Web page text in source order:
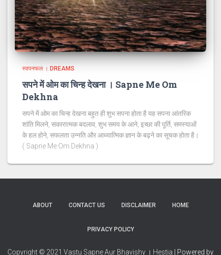
स्वपनफल । DREAMS
सपने में ओम का चिन्ह देखना । Sapne Me Om
Dekhna
सपने में ओम का चिन्ह देखना बहुत ही शुभ सपना होता है यह सपना आंतरिक
शांति मिलने, सकारात्मक बदलाव, शुभ समय के आने, इच्छा की पूर्ति, समस्याओं
के हल होने, सफलता उन्नति और आध्यात्मिक ज्ञान के बढ़ने का सूचक होता है।
( Sapne Me Om Dekhna )
ABOUT CONTACT US DISCLAIMER HOME
PRIVACY POLICY
Copyright © 2021 Vastu Sapne Aur Bhavishy । Hestia | Powered by